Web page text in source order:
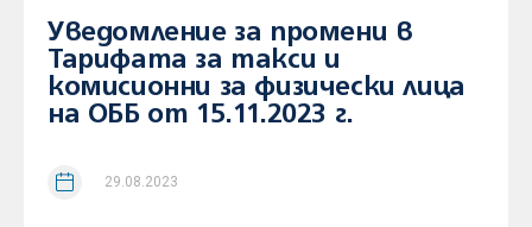
Уведомление за промени в
Тарифата за такси и
комисионни за физически лица
на ОББ от 15.11.2023 г.
29.08.2023